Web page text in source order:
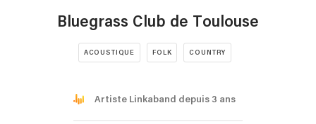
Bluegrass Club de Toulouse
ACOUSTIQUE FOLK COUNTRY
Artiste Linkaband depuis 3 ans